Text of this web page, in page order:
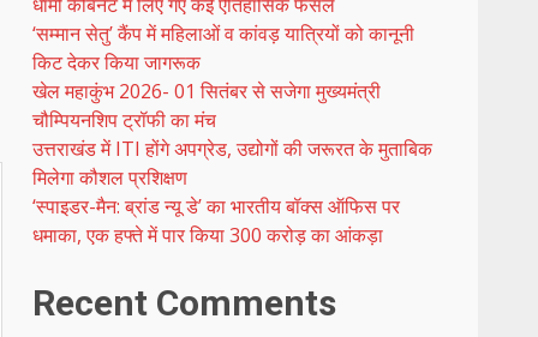
‘सम्मान सेतु’ कैंप में महिलाओं व कांवड़ यात्रियों को कानूनी
किट देकर किया जागरूक
खेल महाकुंभ 2026- 01 सितंबर से सजेगा मुख्यमंत्री
चौम्पियनशिप ट्रॉफी का मंच
उत्तराखंड में ITI होंगे अपग्रेड, उद्योगों की जरूरत के मुताबिक
मिलेगा कौशल प्रशिक्षण
‘स्पाइडर-मैन: ब्रांड न्यू डे’ का भारतीय बॉक्स ऑफिस पर
धमाका, एक हफ्ते में पार किया 300 करोड़ का आंकड़ा
Recent Comments